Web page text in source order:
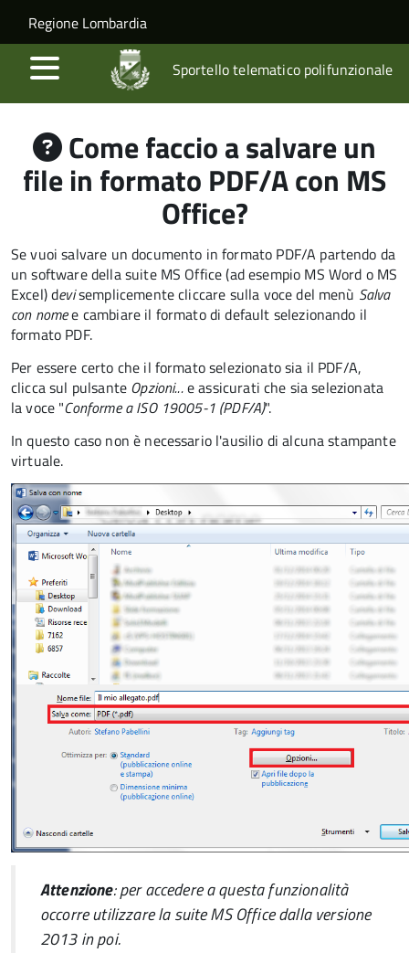
Salta al contenuto principale
Skip to site navigation
Regione Lombardia
Sportello telematico polifunzionale
Come faccio a salvare un
file in formato PDF/A con MS
Office?
Se vuoi salvare un documento in formato PDF/A partendo da
un software della suite MS Office (ad esempio MS Word o MS
Excel) devisemplicemente cliccare sulla voce del menù Salva
con nomee cambiare il formato di default selezionando il
formato PDF.
Per essere certo che il formato selezionato sia il PDF/A,
clicca sul pulsante Opzioni...e assicurati che sia selezionata
la voce "Conforme a ISO 19005-1 (PDF/A)".
In questo caso non è necessario l'ausilio di alcuna stampante
virtuale.
Attenzione: per accedere a questa funzionalità
occorre utilizzare la suiteMS Officedalla versione
2013 in poi.